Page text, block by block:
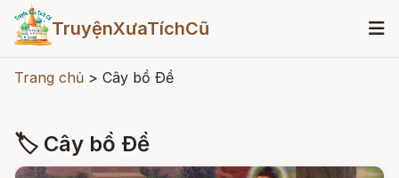
TruyệnXưaTíchCũ
Trang chủ > Cây bồ Ðề
🏷 Cây bồ Ðề